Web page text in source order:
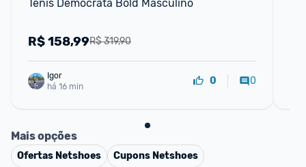
Tênis Democrata Bold Masculino
R$ 319,90
R$158,99
Igor
há 16 min
0 0
Mais opções
Ofertas Netshoes Cupons Netshoes